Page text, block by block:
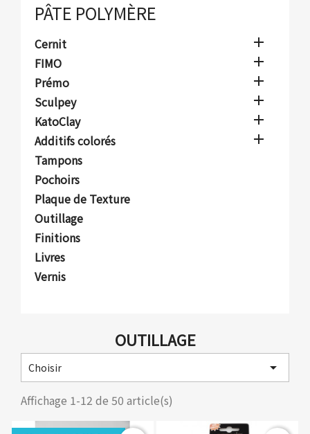
PÂTE POLYMÈRE
Cernit

FIMO

Prémo

Sculpey

KatoClay

Additifs colorés

Tampons
Pochoirs
Plaque de Texture
Outillage
Finitions
Livres
Vernis
OUTILLAGE
Choisir

Affichage 1-12 de 50 article(s)